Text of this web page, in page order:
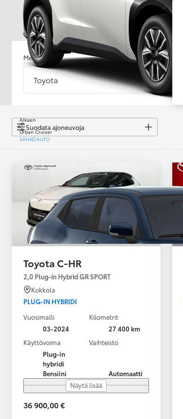
Alkaen
Urban Cruiser
SÄHKÖAUTO
Merkki
Toyota
Suodata ajoneuvoja
Toyota C-HR
2,0 Plug-in Hybrid GR SPORT
Kokkola
PLUG-IN HYBRIDI
Vuosimalli
03-2024
Kilometrit
27 400 km
Käyttövoima
Plug-in
hybridi
Bensiini
Vaihteisto
Automaatti
Näytä lisää
36 900,00 €